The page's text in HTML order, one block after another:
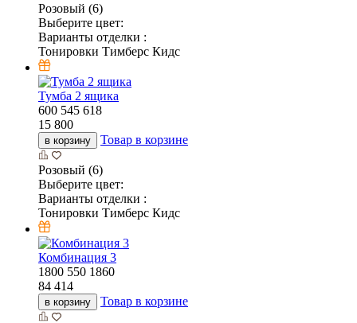
Розовый (6)
Выберите цвет:
Варианты отделки :
Тонировки Тимберс Кидс
Тумба 2 ящика
600 545 618
15 800
в корзину Товар в корзине
Розовый (6)
Выберите цвет:
Варианты отделки :
Тонировки Тимберс Кидс
Комбинация 3
1800 550 1860
84 414
в корзину Товар в корзине